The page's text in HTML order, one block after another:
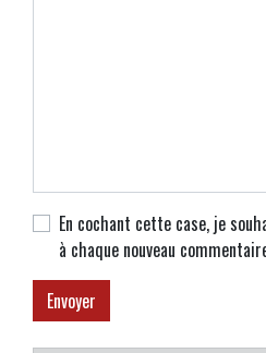
En cochant cette case, je
à chaque nouveau